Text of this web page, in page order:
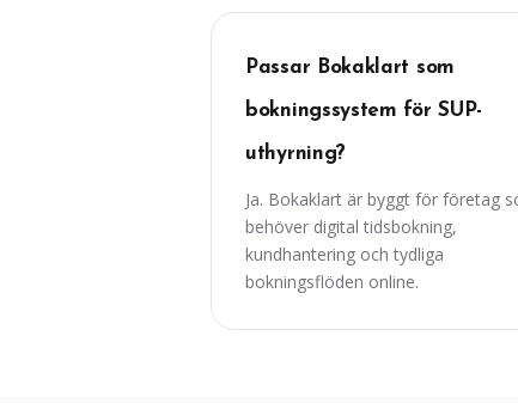
Passar Bokaklart som
bokningssystem för SUP-
uthyrning?
Ja. Bokaklart är byggt för företag
behöver digital tidsbokning,
kundhantering och tydliga
bokningsflöden online.